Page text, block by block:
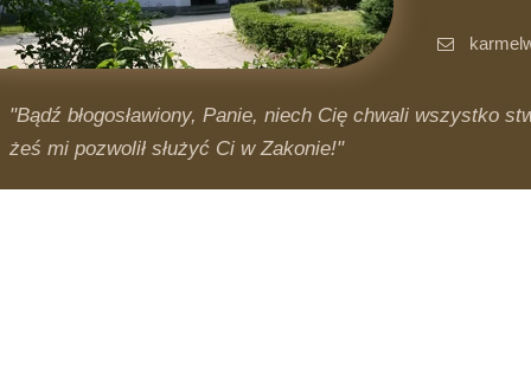
"Bądź błogosławiony, Panie, niech Cię chwali wszystko
żeś mi pozwolił służyć Ci w Zakonie!"